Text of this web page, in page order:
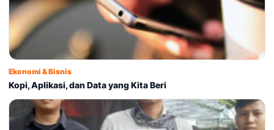
Ekonomi & Bisnis
Kopi, Aplikasi, dan Data yang Kita Beri